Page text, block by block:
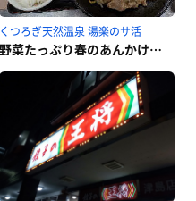
くつろぎ天然温泉 湯楽のサ活
野菜たっぷり春のあんかけ焼きそばBセット